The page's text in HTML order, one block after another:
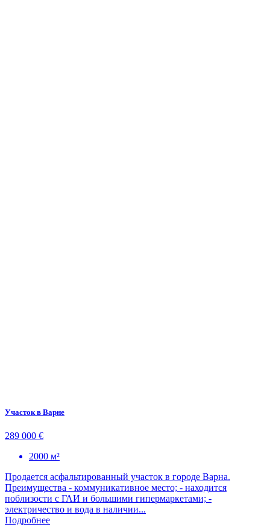
Участок в Варне
289 000 €
2000 м²
Продается асфальтированный участок в городе Варна.
Преимущества - коммуникативное место; - находится
поблизости с ГАИ и большими гипермаркетами; -
электричество и вода в наличии...
Подробнее